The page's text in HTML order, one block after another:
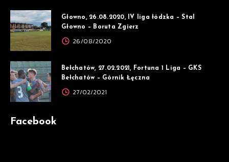
Głowno, 26.08.2020, IV liga łódzka – Stal
Głowno – Boruta Zgierz
26/08/2020
Bełchatów, 27.02.2021, Fortuna 1 Liga – GKS
Bełchatów – Górnik Łęczna
27/02/2021
Facebook